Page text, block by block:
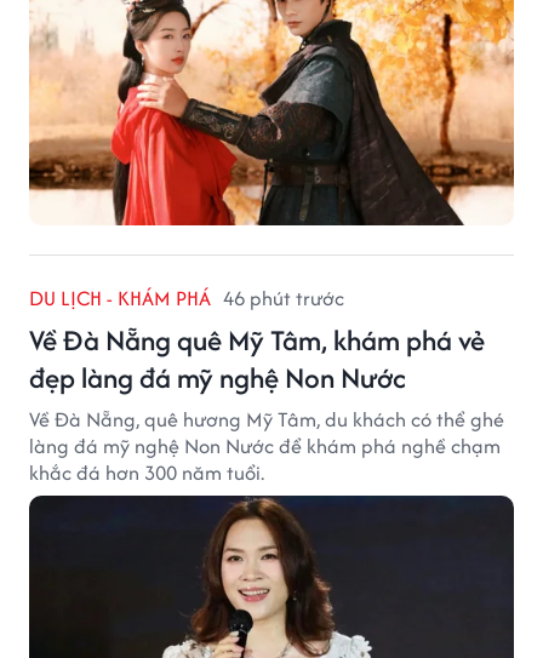
DU LỊCH - KHÁM PHÁ 46 phút trước
Về Đà Nẵng quê Mỹ Tâm, khám phá vẻ
đẹp làng đá mỹ nghệ Non Nước
Về Đà Nẵng, quê hương Mỹ Tâm, du khách có thể ghé
làng đá mỹ nghệ Non Nước để khám phá nghề chạm
khắc đá hơn 300 năm tuổi.